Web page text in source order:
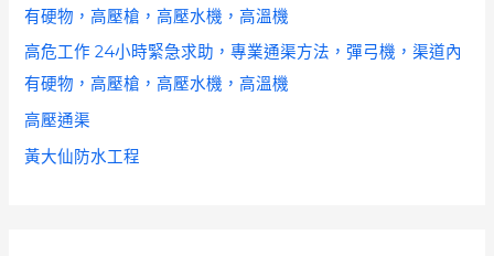
有硬物，高壓槍，高壓水機，高溫機
高危工作 24小時緊急求助，專業通渠方法，彈弓機，渠道內
有硬物，高壓槍，高壓水機，高溫機
高壓通渠
黃大仙防水工程